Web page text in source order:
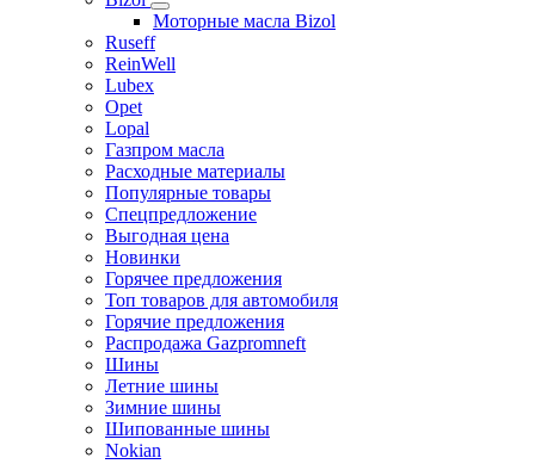
Моторные масла Bizol
Ruseff
ReinWell
Lubex
Opet
Lopal
Газпром масла
Расходные материалы
Популярные товары
Спецпредложение
Выгодная цена
Новинки
Горячее предложения
Топ товаров для автомобиля
Горячие предложения
Распродажа Gazpromneft
Шины
Летние шины
Зимние шины
Шипованные шины
Nokian